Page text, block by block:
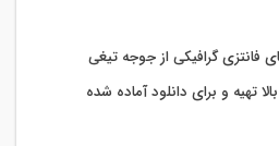
فانتزی گرافیکی از جوجه تیغی
تهیه و برای دانلود آماده شده